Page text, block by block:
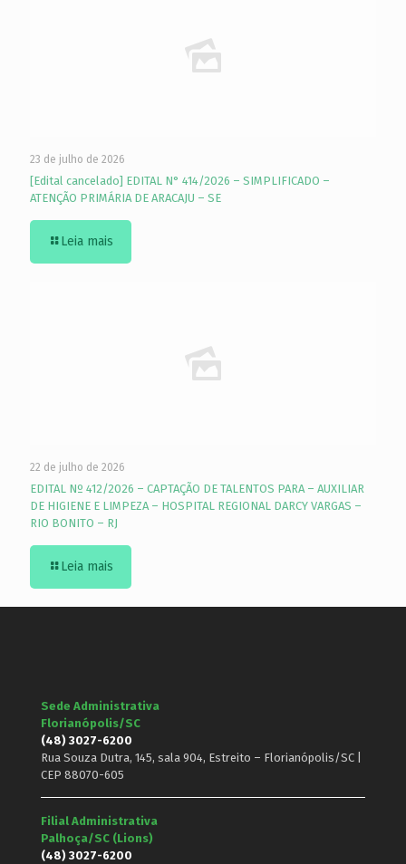
23 de julho de 2026
[Edital cancelado] EDITAL N° 414/2026 – SIMPLIFICADO –
ATENÇÃO PRIMÁRIA DE ARACAJU – SE
Leia mais
22 de julho de 2026
EDITAL Nº 412/2026 – CAPTAÇÃO DE TALENTOS PARA – AUXILIAR
DE HIGIENE E LIMPEZA – HOSPITAL REGIONAL DARCY VARGAS –
RIO BONITO – RJ
Leia mais
Sede Administrativa
Florianópolis/SC
(48) 3027-6200
Rua Souza Dutra, 145, sala 904, Estreito – Florianópolis/SC |
CEP 88070-605
Filial Administrativa
Palhoça/SC (Lions)
(48) 3027-6200